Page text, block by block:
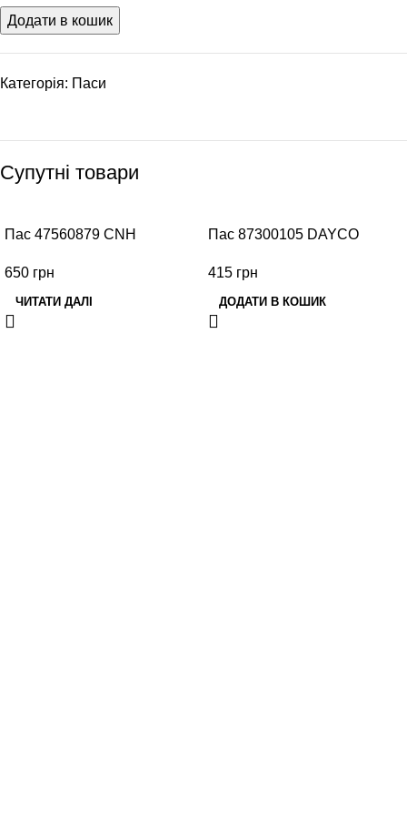
Додати в кошик
Категорія: Паси
Супутні товари
НЕМАЄ В НАЯВН
ОСТІ
Пас 47560879 CNH
650 грн
ЧИТАТИ ДАЛІ
Пас 87300105 DAYCO
415 грн
ДОДАТИ В КОШИК